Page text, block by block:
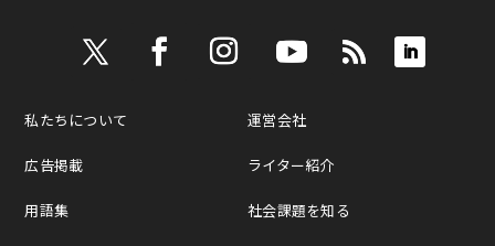
私たちについて
広告掲載
用語集
運営会社
ライター紹介
社会課題を知る